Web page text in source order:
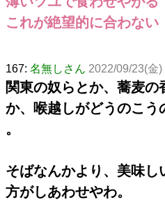
これが絶望的に合わない
167: 名無しさん 2022/09/23(金
関東の奴らとか、蕎麦の
か、喉越しがどうのこう
。
そばなんかより、美味し
方がしあわせやわ。